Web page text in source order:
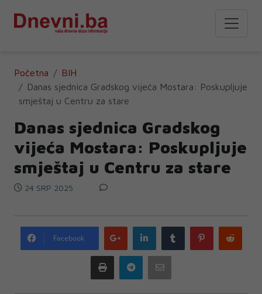
Početna
BIH
Danas sjednica Gradskog vijeća Mostara: Poskupljuje
smještaj u Centru za stare
Danas sjednica Gradskog
vijeća Mostara: Poskupljuje
smještaj u Centru za stare
24 SRP 2025
Facebook
Google
plus
LinkedIn Tumblr Pinterest
Print Telegram